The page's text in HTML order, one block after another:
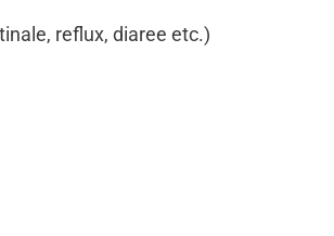
reflux, diaree etc.)